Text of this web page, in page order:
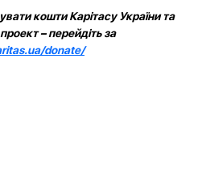
кошти Карітасу України та
– перейдіть за
donate/